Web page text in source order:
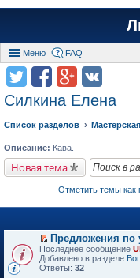
Меню FAQ
Силкина Елена
Список разделов Мастерская
Описание: Кава.
Новая тема
Отметить темы как
П
е
р
Предложения по
Последнее сообщение
Добавлено в разделе
Ответы: 32